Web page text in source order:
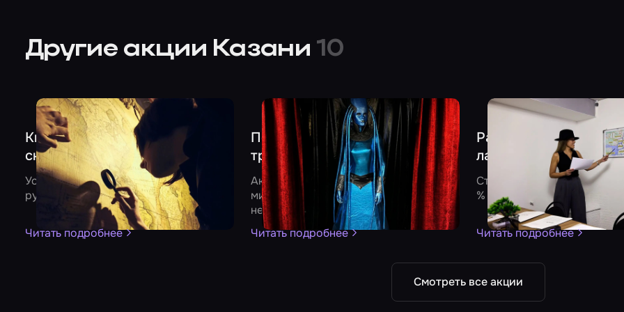
Другие акции Казани 10
- 500
Квест «Очень странные дела»
снижает цены
Успейте сыграть со скидкой 500
рублей до конца лета
Читать подробнее
- 1000
Получите скидку 1000 рублей в
трех квестах
Акция действует в квестах «Тайная
миссия Корбена Далласа», «Десять
негритят» и «Иллюзия обмана»
Читать подробнее
- 10 %
Раскройте «Тайну
лавки» со скидкой
Стоимость игр в квесте
%
Читать подробнее
Смотреть все акции